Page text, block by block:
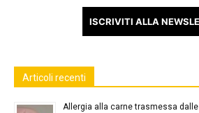
ISCRIVITI ALLA
Articoli recenti
Allergia alla carne trasmessa